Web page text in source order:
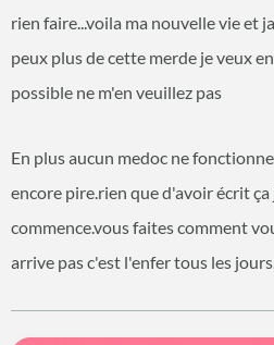
rien faire...voila ma nouvelle vie et
peux plus de cette merde je veux
possible ne m'en veuillez pas
En plus aucun medoc ne
encore pire.rien que d'avoir écrit ça
commence.vous faites comment
arrive pas c'est l'enfer tous les